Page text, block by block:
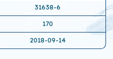
31638-6
170
2018-09-14